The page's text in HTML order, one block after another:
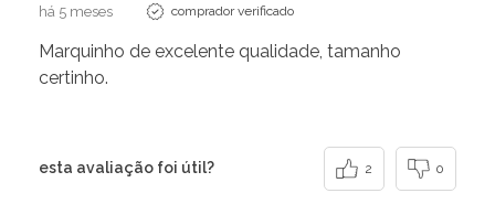
há 5 meses comprador verificado
Marquinho de excelente qualidade, tamanho
certinho.
esta avaliação foi útil? 2 0